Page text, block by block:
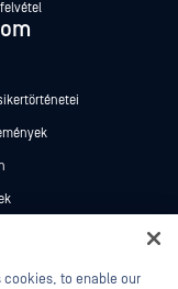
cookies, to enable our